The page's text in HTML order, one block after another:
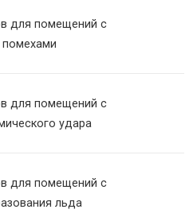
для помещений с
для помещений с
удара
для помещений с
льда